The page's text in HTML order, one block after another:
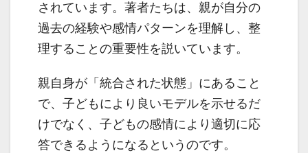
されています。著者たちは、親が自分の
過去の経験や感情パターンを理解し、整
理することの重要性を説いています。
親自身が「統合された状態」にあること
で、子どもにより良いモデルを示せるだ
けでなく、子どもの感情により適切に応
答できるようになるというのです。